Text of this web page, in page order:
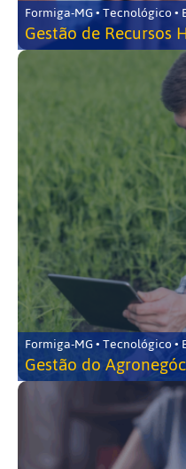
Formiga-MG • Tecnológico •
Gestão de Recursos
Gestão do